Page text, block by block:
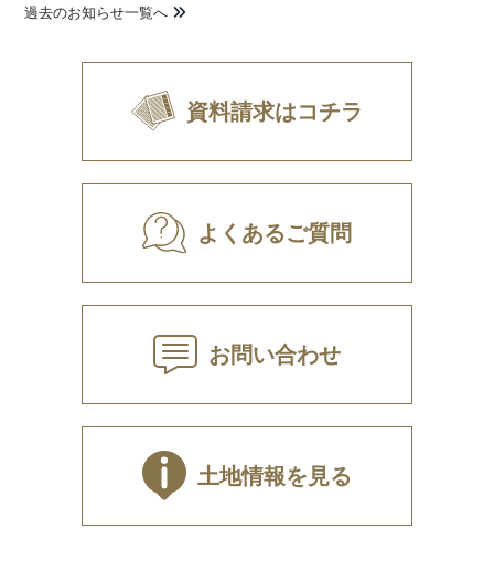
過去のお知らせ一覧へ
資料請求はコチラ
よくあるご質問
お問い合わせ
土地情報を見る